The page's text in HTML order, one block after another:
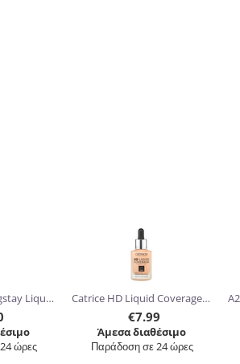
Golden Rose Longstay Liquid Matte Lipstick kissproof 5.5ml
ώρες
Catrice HD Liquid Coverage Foundation 30ml
€7.99
Άμεσα διαθέσιμο
Παράδοση σε 24 ώρες